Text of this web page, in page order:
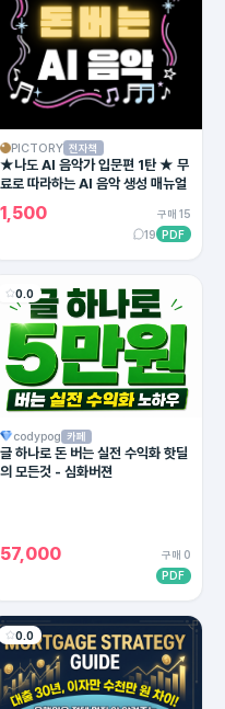
PICTORY 전자책
★나도 AI 음악가 입문편 1탄 ★ 무
료로 따라하는 AI 음악 생성 매뉴얼
1,500
구매 15
19 PDF
0.0
codypog 카페
글 하나로 돈 버는 실전 수익화 핫딜
의 모든것 - 심화버젼
57,000
구매 0
PDF
0.0